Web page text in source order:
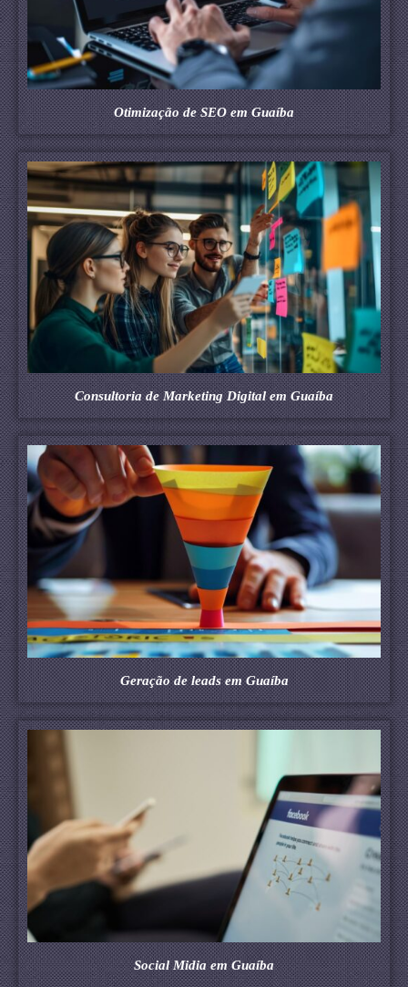
Otimização de SEO em Guaíba
Consultoria de Marketing Digital em Guaíba
Geração de leads em Guaíba
Social Midia em Guaíba